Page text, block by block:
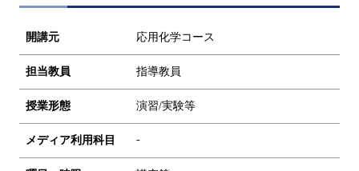
開講元 応用化学コース
担当教員 指導教員
授業形態 演習/実験等
メディア利用科目 -